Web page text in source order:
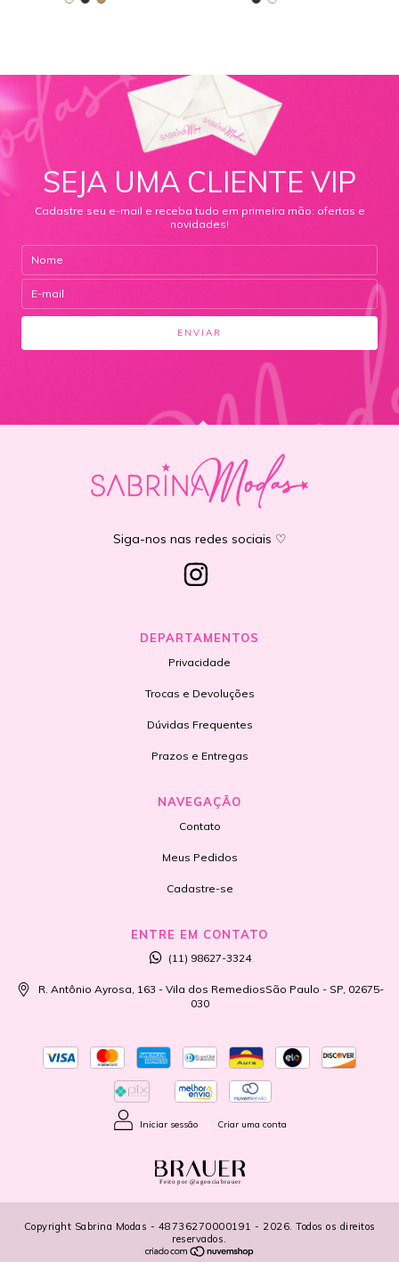
SEJA UMA CLIENTE VIP
Cadastre seu e-mail e receba tudo em primeira mão: ofertas e
novidades!
Siga-nos nas redes sociais ♡
DEPARTAMENTOS
Privacidade
Trocas e Devoluções
Dúvidas Frequentes
Prazos e Entregas
NAVEGAÇÃO
Contato
Meus Pedidos
Cadastre-se
ENTRE EM CONTATO
(11) 98627-3324
R. Antônio Ayrosa, 163 - Vila dos RemediosSão Paulo - SP, 02675-
030
Iniciar sessão Criar uma conta
Feito por @agenciabrauer
Copyright Sabrina Modas - 48736270000191 - 2026. Todos os direitos
reservados.